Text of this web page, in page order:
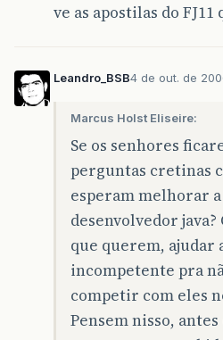
ve as apostilas do FJ11
Leandro_BSB4 de out. de
Marcus Holst Eliseire:
Se os senhores
perguntas cretinas
esperam melhorar
desenvolvedor java?
que querem, ajudar
incompetente pra
competir com eles
Pensem nisso,